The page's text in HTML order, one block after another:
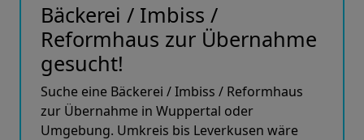
Bäckerei / Imbiss /
Reformhaus zur Übernahme
gesucht!
Suche eine Bäckerei / Imbiss / Reformhaus
zur Übernahme in Wuppertal oder
Umgebung. Umkreis bis Leverkusen wäre